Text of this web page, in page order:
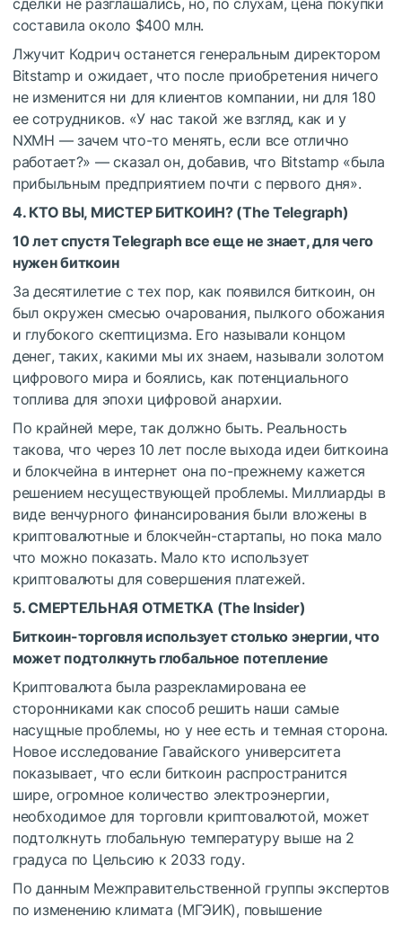
составила около $400 млн.
Лжучит Кодрич останется генеральным директором
Bitstamp и ожидает, что после приобретения ничего
не изменится ни для клиентов компании, ни для 180
ее сотрудников. «У нас такой же взгляд, как и у
NXMH — зачем что-то менять, если все отлично
работает?» — сказал он, добавив, что Bitstamp «была
прибыльным предприятием почти с первого дня».
4. КТО ВЫ, МИСТЕР БИТКОИН? (The Telegraph)
10 лет спустя Telegraph все еще не знает, для чего
нужен биткоин
За десятилетие с тех пор, как появился биткоин, он
был окружен смесью очарования, пылкого обожания
и глубокого скептицизма. Его называли концом
денег, таких, какими мы их знаем, называли золотом
цифрового мира и боялись, как потенциального
топлива для эпохи цифровой анархии.
По крайней мере, так должно быть. Реальность
такова, что через 10 лет после выхода идеи биткоина
и блокчейна в интернет она по-прежнему кажется
решением несуществующей проблемы. Миллиарды в
виде венчурного финансирования были вложены в
криптовалютные и блокчейн-стартапы, но пока мало
что можно показать. Мало кто использует
криптовалюты для совершения платежей.
5. СМЕРТЕЛЬНАЯ ОТМЕТКА (The Insider)
Биткоин-торговля использует столько энергии, что
может подтолкнуть глобальное потепление
Криптовалюта была разрекламирована ее
сторонниками как способ решить наши самые
насущные проблемы, но у нее есть и темная сторона.
Новое исследование Гавайского университета
показывает, что если биткоин распространится
шире, огромное количество электроэнергии,
необходимое для торговли криптовалютой, может
подтолкнуть глобальную температуру выше на 2
градуса по Цельсию к 2033 году.
По данным Межправительственной группы экспертов
по изменению климата (МГЭИК), повышение